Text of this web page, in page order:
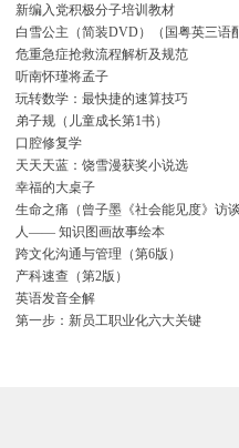
新编入党积极分子培训教材
白雪公主（简装DVD）（国粤英三语
危重急症抢救流程解析及规范
听南怀瑾将孟子
玩转数学：最快捷的速算技巧
弟子规（儿童成长第1书）
口腔修复学
天天天蓝：饶雪漫获奖小说选
幸福的大桌子
生命之痛（曾子墨《社会能见度》访
人—— 知识图画故事绘本
跨文化沟通与管理（第6版）
产科速查（第2版）
英语发音全解
第一步：新员工职业化六大关键